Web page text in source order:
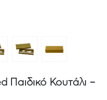
Παιδικό Κουτάλι –